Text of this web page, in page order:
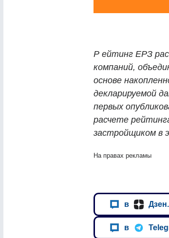
Р ейтинг ЕРЗ
компаний,
основе
декларируемой
первых
расчете
застройщиком в
На правах рекламы
в Дзен.
в